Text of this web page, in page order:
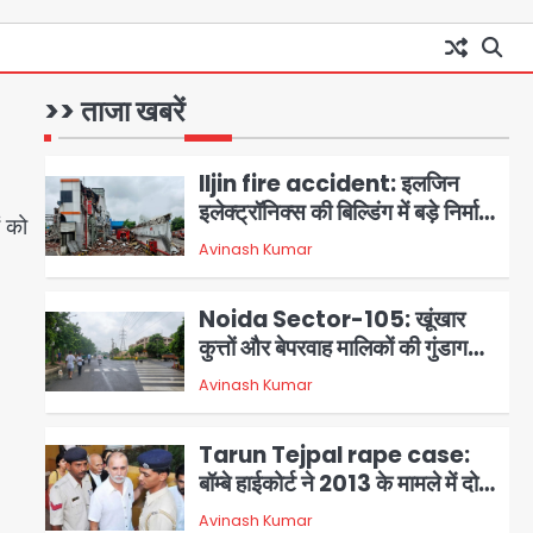
>> ताजा खबरें
मंत्री पहुंचे अस्पताल
1
accident: तेज रफ्तार कार की
मौत, परिवारों में मातम
2
Iljin fire accident: इलजिन
इलेक्ट्रॉनिक्स की बिल्डिंग में बड़े निर्माण
दोष, कंक्रीट बीम तिरछा; पीडब्ल्यूडी
ऑडिट में चौंकाने वाला खुलासा
Avinash Kumar
3
Noida Sector-105: खूंखार
कुत्तों और बेपरवाह मालिकों की गुंडागर्दी
पर आरडब्ल्यूए अध्यक्ष दिव्य कृष्णात्रेय
का करारा हमला, पुलिस-प्राधिकरण से
Avinash Kumar
Tarun Tejpal rape case:
बॉम्बे हाईकोर्ट ने 2013 के मामले में दोषी
करार दिया, 10 साल की सजा सुनाई
Avinash Kumar